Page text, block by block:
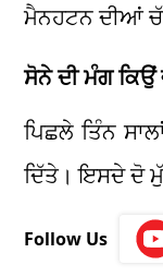
ਮੈਨਹਟਨ ਦੀਆਂ
ਸੋਨੇ ਦੀ ਮੰਗ ਕਿਉਂ
ਪਿਛਲੇ ਤਿੰਨ
ਦਿੱਤੇ। ਇਸਦੇ ਦੋ
Follow Us